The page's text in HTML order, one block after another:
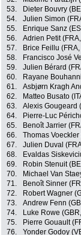
53.
Dieter Bouvry
54.
Julien Simon
55.
Enrique Sanz
56.
Adrien Petit
57.
Brice Feillu
58.
Francisco José
59.
Julien Bérard
60.
Rayane
61.
Asbjørn Kragh
62.
Matteo Busato
63.
Alexis Gougeard
64.
Pierre-Luc
65.
Benoît Jarrier
66.
Thomas
67.
Julien Duval
68.
Evaldas
69.
Robin Stenuit
70.
Michael Van
71.
Benoît Sinner
72.
Robert Wagner
73.
Andrew Fenn
74.
Luke Rowe
75.
Pierre Gouault
76.
Yonder Godoy